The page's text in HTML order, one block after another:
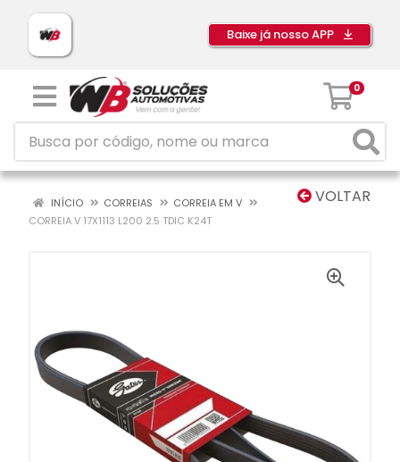
Baixe já nosso APP
0
VOLTAR
INÍCIO CORREIAS
CORREIA EM V
CORREIA V 17X1113 L200 2.5 TDIC K24T